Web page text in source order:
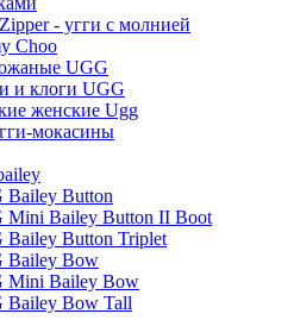
- угги с молнией
Choo
UGG
и клоги UGG
женские Ugg
мокасины
Bailey Button
Mini Bailey Button II Boot
Bailey Button Triplet
Bailey Bow
Mini Bailey Bow
Bailey Bow Tall